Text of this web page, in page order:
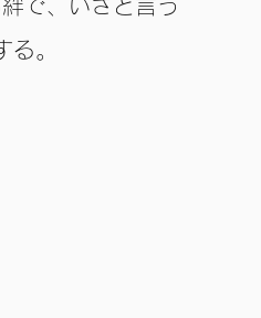
で、いざと言う
。